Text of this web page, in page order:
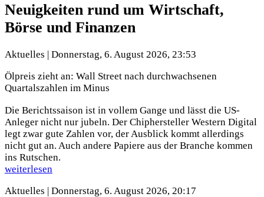
Neuigkeiten rund um Wirtschaft,
Börse und Finanzen
Aktuelles | Donnerstag, 6. August 2026, 23:53
Ölpreis zieht an: Wall Street nach durchwachsenen
Quartalszahlen im Minus
Die Berichtssaison ist in vollem Gange und lässt die US-
Anleger nicht nur jubeln. Der Chiphersteller Western Digital
legt zwar gute Zahlen vor, der Ausblick kommt allerdings
nicht gut an. Auch andere Papiere aus der Branche kommen
ins Rutschen.
weiterlesen
Aktuelles | Donnerstag, 6. August 2026, 20:17